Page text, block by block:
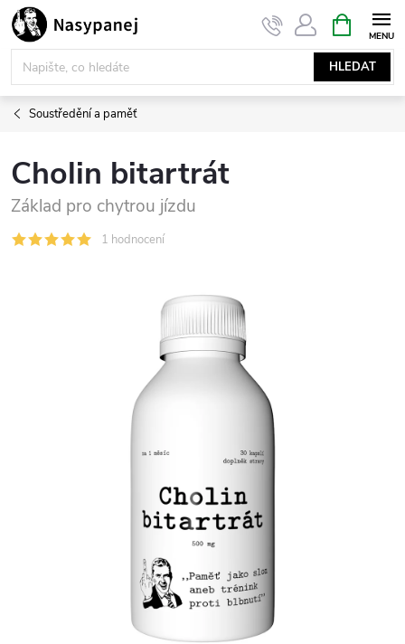
Přejít
na
obsah
HLEDAT
NÁKUPNÍ
KOŠÍK
Soustředění a paměť
Cholin bitartrát
Základ pro chytrou jízdu
1 hodnocení